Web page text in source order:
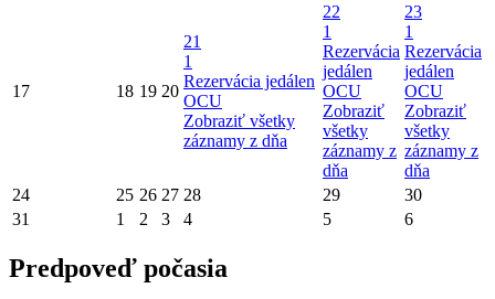
17 18 19 20
21
1
Rezervácia jedálen
OCU
Zobraziť všetky
záznamy z dňa
22
1
Rezervácia
jedálen
OCU
Zobraziť
všetky
záznamy z
dňa
23
1
Rezervácia
jedálen
OCU
Zobraziť
všetky
záznamy z
dňa
24
25 26 27 28 29
30
31
1 2 3 4 5 6
Predpoveď počasia